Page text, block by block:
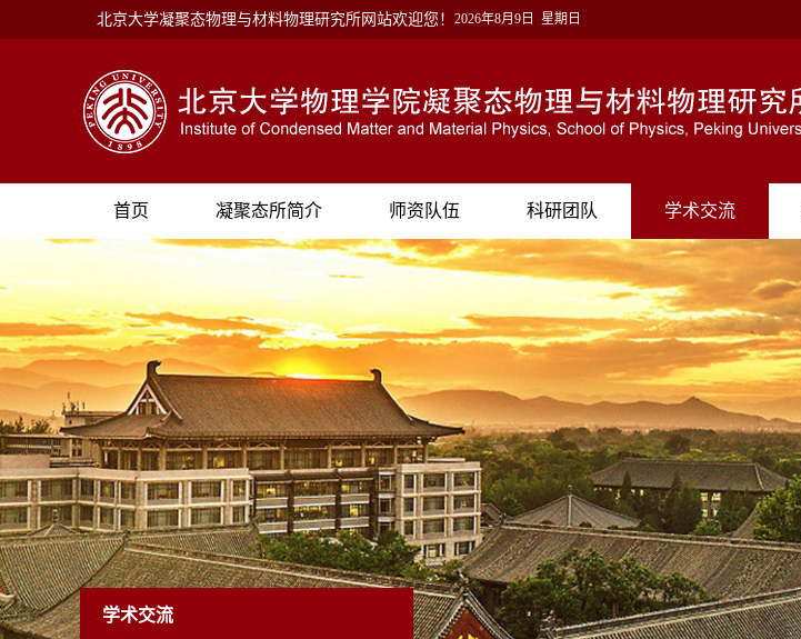
北京大学凝聚态物理与材料物理研究所网站欢迎您！ 2026年8月9日 星期日
首页 凝聚态所简介 师资队伍 科研团队 学术交流
学术交流